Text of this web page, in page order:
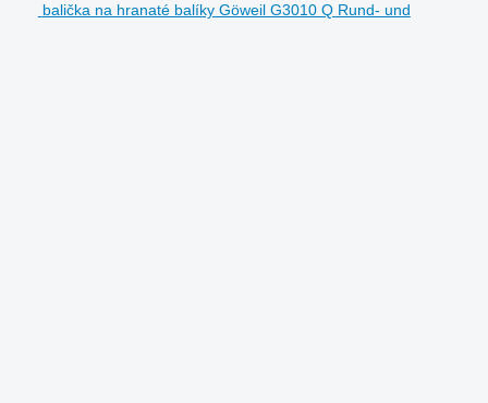
balička na hranaté balíky Göweil G3010 Q Rund- und